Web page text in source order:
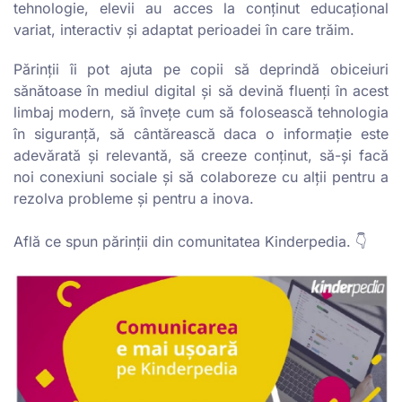
tehnologie, elevii au acces la conținut educațional
variat, interactiv și adaptat perioadei în care trăim.
Părinții îi pot ajuta pe copii să deprindă obiceiuri
sănătoase în mediul digital și să devină fluenți în acest
limbaj modern, să învețe cum să folosească tehnologia
în siguranță, să cântărească daca o informație este
adevărată și relevantă, să creeze conținut, să-și facă
noi conexiuni sociale și să colaboreze cu alții pentru a
rezolva probleme și pentru a inova.
Află ce spun părinții din comunitatea Kinderpedia. 👇